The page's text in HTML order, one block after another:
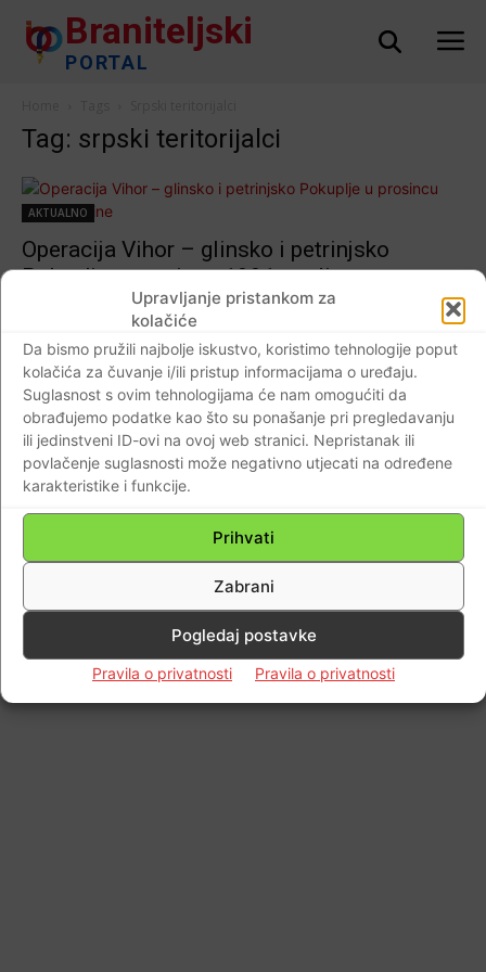
Upravljanje pristankom za
kolačiće
Da bismo pružili najbolje iskustvo, koristimo tehnologije poput
kolačića za čuvanje i/ili pristup informacijama o uređaju.
Suglasnost s ovim tehnologijama će nam omogućiti da
obrađujemo podatke kao što su ponašanje pri pregledavanju
ili jedinstveni ID-ovi na ovoj web stranici. Nepristanak ili
povlačenje suglasnosti može negativno utjecati na određene
karakteristike i funkcije.
Prihvati
Zabrani
Pogledaj postavke
Pravila o privatnosti Pravila o privatnosti
Braniteljski
PORTAL
Tag: srpski teritorijalci
AKTUALNO
Operacija Vihor – glinsko i petrinjsko
Pokuplje u prosincu 1991. godine
Braniteljski portal - 15.12.2020 0
Impressum Kontaktirajte nas Pravila o privatnosti
© Newspaper WordPress Theme by TagDiv